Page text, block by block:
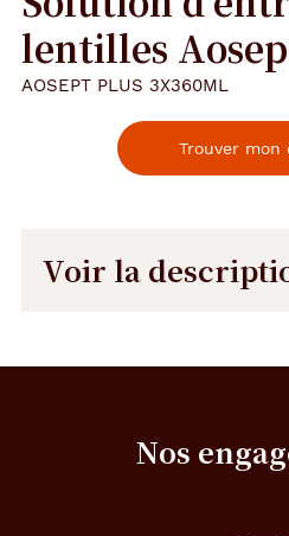
lentilles
AOSEPT PLUS 3X360ML
Trouver mon
Voir la
techniques
Nos